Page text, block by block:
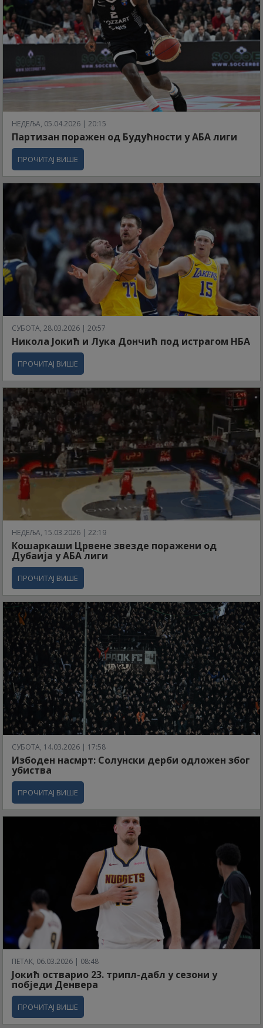
НЕДЕЉА, 05.04.2026 | 20:15
Партизан поражен од Будућности у АБА лиги
ПРОЧИТАЈ ВИШЕ
СУБОТА, 28.03.2026 | 20:57
Никола Јокић и Лука Дончић под истрагом НБА
ПРОЧИТАЈ ВИШЕ
НЕДЕЉА, 15.03.2026 | 22:19
Кошаркаши Црвене звезде поражени од
Дубаија у АБА лиги
ПРОЧИТАЈ ВИШЕ
СУБОТА, 14.03.2026 | 17:58
Избоден насмрт: Солунски дерби одложен због
убиства
ПРОЧИТАЈ ВИШЕ
ПЕТАК, 06.03.2026 | 08:48
Јокић остварио 23. трипл-дабл у сезони у
побједи Денвера
ПРОЧИТАЈ ВИШЕ